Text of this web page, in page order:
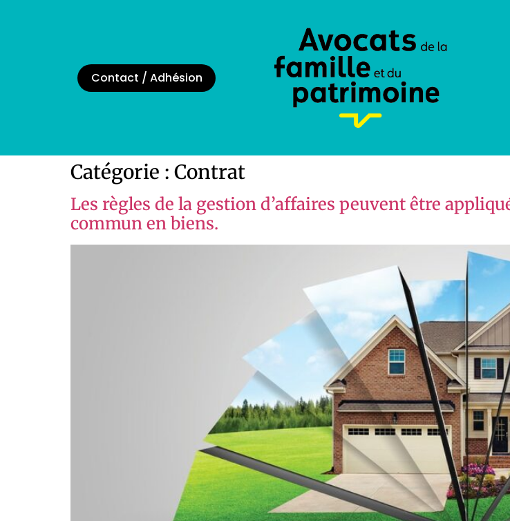
Contact / Adhésion
Catégorie : Contrat
Les règles de la gestion d’affaires peuvent être
commun en biens.